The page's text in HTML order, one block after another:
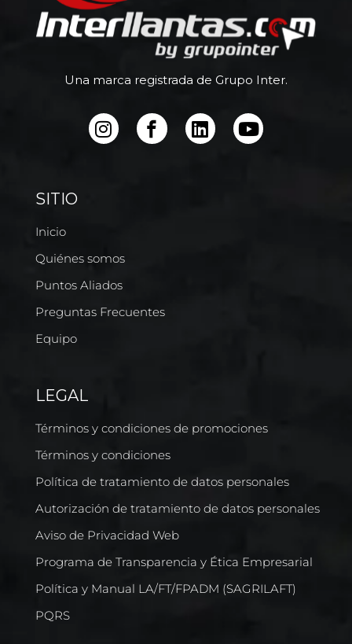
Una marca registrada de Grupo Inter.
SITIO
Inicio
Quiénes somos
Puntos Aliados
Preguntas Frecuentes
Equipo
LEGAL
Términos y condiciones de promociones
Términos y condiciones
Política de tratamiento de datos personales
Autorización de tratamiento de datos personales
Aviso de Privacidad Web
Programa de Transparencia y Ética Empresarial
Política y Manual LA/FT/FPADM (SAGRILAFT)
PQRS